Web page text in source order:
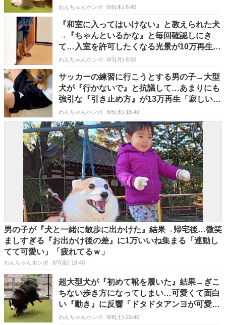
「ムキ顔可愛い」
わんちゃんホンポ 8/6(木) 8:40
『和室に入ってはいけない』と教えられた犬
→『ちゃんといるかな』と毎回確認しにき
て…入室を許可したくなる光景が10万再生
「しつこくて可愛い」
わんちゃんホンポ 8/3(月) 6:50
サッカーの練習に行こうとする男の子→大型
犬が『行かないで』と抗議して…あまりにも
強引な『引き止め方』が13万再生「寂しいん
だ」「可愛すぎ」
わんちゃんホンポ 8/5(水) 18:40
男の子が『犬と一緒に散歩に出かけた』結果→帰宅後…微笑
ましすぎる『お出かけ後の差』に1万いいね集まる「連動し
てて可愛い」「疲れてるｗ」
わんちゃんホンポ 8/7(金) 18:40
超大型犬が『初めて靴を履いた』結果→ぎこ
ちない歩き方になってしまい…可愛くて面白
い『動き』に反響「ドタドタアンヨが可愛
い」「お利口さん」
わんちゃんホンポ 8/8(土) 20:40